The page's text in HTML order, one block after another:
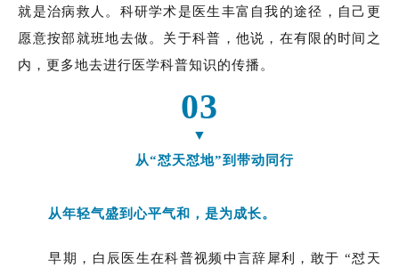
就是治病救人。科研学术是医生丰富自我的途径，自己更
愿意按部就班地去做。关于科普，他说，在有限的时间之
内，更多地去进行医学科普知识的传播。
03
▼
从“怼天怼地”到带动同行
从年轻气盛到心平气和，是为成长。
早期，白辰医生在科普视频中言辞犀利，敢于 “怼天